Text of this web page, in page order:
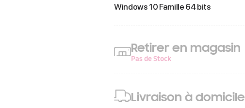
Windows 10 Famille 64 bits
Retirer en magasin
Pas de Stock
Livraison à domicile